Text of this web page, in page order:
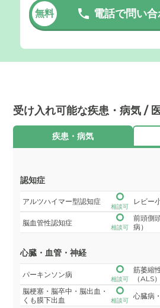
無料 電話で問い
受け入れ可能な疾患・病気 /
疾患・病気
認知症
アルツハイマー型認知症
相談可
レビー
脳血管性認知症
相談可
前頭側
病）
心臓・血管・神経
パーキンソン病
相談可
筋萎縮
（ALS）
脳梗塞・脳卒中・脳出血・
くも膜下出血
相談可
心臓病